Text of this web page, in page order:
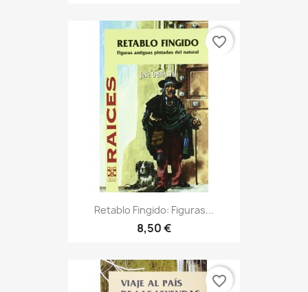
Retablo Fingido: Figuras...
8,50 €
favorite_border
favorite_border